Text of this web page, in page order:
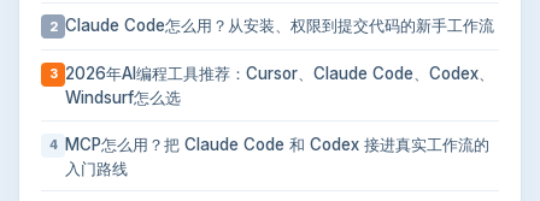
2 Claude Code怎么用？从安装、权限到提交代码的新手工作流
3 2026年AI编程工具推荐：Cursor、Claude Code、Codex、
Windsurf怎么选
4 MCP怎么用？把 Claude Code 和 Codex 接进真实工作流的
入门路线